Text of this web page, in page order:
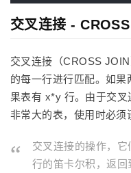
交叉连接 -
交叉连接（CROSS
的每一行进行匹配。如
果表有 x*y 行。由于交
非常大的表，使用时必须
交叉连接的操作，
行的笛卡尔积，返